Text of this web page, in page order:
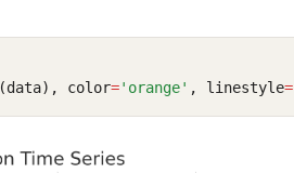
(data), color='orange' , linestyle=